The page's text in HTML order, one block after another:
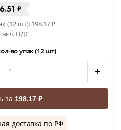
₽
(12 шт): 198.17₽
вкл. НДС
во упак (12 шт)
+
за 198.17 ₽
доставка по РФ